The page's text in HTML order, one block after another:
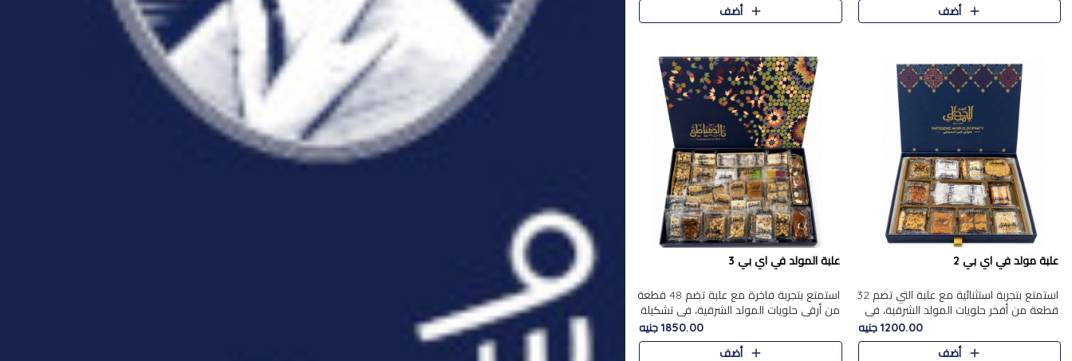
أضف
أضف
علبة مولد في اي بي 2
استمتع بتجربة استثنائية مع علبة التي تضم 32
قطعة من أفخر حلويات المولد الشرقية، في
تشكيلة تجمع بين الأصالة والاختيارات الفاخرة.
تحتوي العلبة..
1200.00 جنيه
أضف
علبة المولد في اي بي 3
استمتع بتجربة فاخرة مع علبة تضم 48 قطعة
من أرقى حلويات المولد الشرقية، في تشكيلة
تجمع بين الأصناف التقليدية الفاخرة
والاختيارات الغنية بالم..
1850.00 جنيه
أضف